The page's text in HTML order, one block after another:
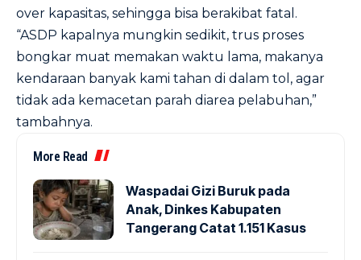
over kapasitas, sehingga bisa berakibat fatal.
“ASDP kapalnya mungkin sedikit, trus proses
bongkar muat memakan waktu lama, makanya
kendaraan banyak kami tahan di dalam tol, agar
tidak ada kemacetan parah diarea pelabuhan,”
tambahnya.
More Read
Waspadai Gizi Buruk pada
Anak, Dinkes Kabupaten
Tangerang Catat 1.151 Kasus